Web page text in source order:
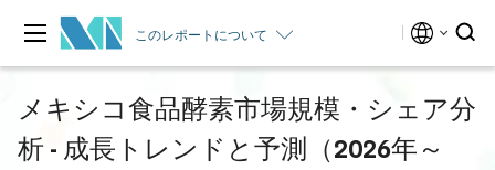
このレポートについて
メキシコ食品酵素市場規模・シェア分
析 - 成長トレンドと予測（2026年～